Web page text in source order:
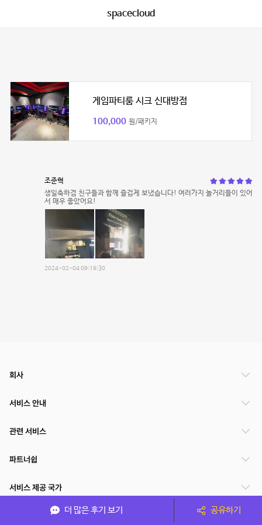
spacecloud
게임파티룸 시크 신대방점
100,000 원/패키지
조준혁
생일축하겸 친구들과 함께 즐겁게 보냈습니다! 여러가지 놀거리들이 있어
서 매우 좋았어요!
2024-02-04 09:19:30
더 많은 후기 보기 공유하기
회사
서비스 안내
관련 서비스
파트너쉽
서비스 제공 국가